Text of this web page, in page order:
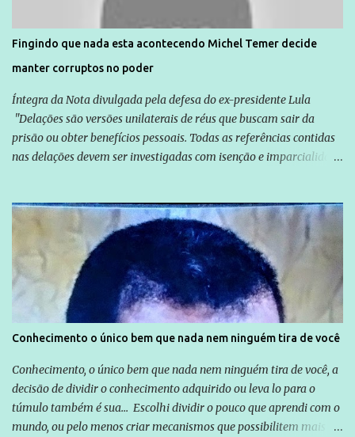
direitos violados. Leia mais: Anistia Internacional cobra do Brasil
solução do caso Amarildo - Terra Brasil
Fingindo que nada esta acontecendo Michel Temer decide
manter corruptos no poder
Íntegra da Nota divulgada pela defesa do ex-presidente Lula
"Delações são versões unilaterais de réus que buscam sair da
prisão ou obter benefícios pessoais. Todas as referências contidas
nas delações devem ser investigadas com isenção e imparcialidade
Globo manteve com o Grupo Odebrecht, citada na delação de
Emílio Odebrecht. Lula sempre atuou para promover o Brasil no
exterior, e não para promover determinadas empresas ou
empresários" Assina a nota o advogado Cristiano Zanin Martins
Conhecimento o único bem que nada nem ninguém tira de você
Conhecimento, o único bem que nada nem ninguém tira de você, a
decisão de dividir o conhecimento adquirido ou leva lo para o
túmulo também é sua... Escolhi dividir o pouco que aprendi com o
mundo, ou pelo menos criar mecanismos que possibilitem mais e